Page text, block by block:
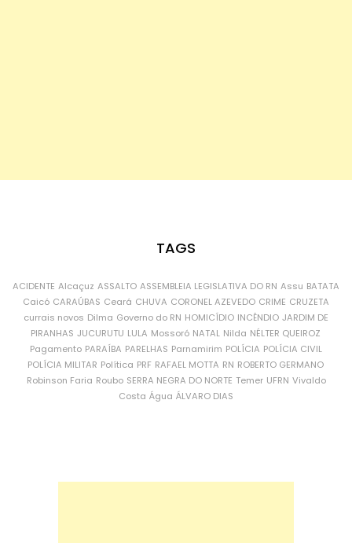
TAGS
ACIDENTE Alcaçuz ASSALTO ASSEMBLEIA LEGISLATIVA DO RN Assu BATATA
Caicó CARAÚBAS Ceará CHUVA CORONEL AZEVEDO CRIME CRUZETA
currais novos Dilma Governo do RN HOMICÍDIO INCÊNDIO JARDIM DE
PIRANHAS JUCURUTU LULA Mossoró NATAL Nilda NÉLTER QUEIROZ
Pagamento PARAÍBA PARELHAS Parnamirim POLÍCIA POLÍCIA CIVIL
POLÍCIA MILITAR Política PRF RAFAEL MOTTA RN ROBERTO GERMANO
Robinson Faria Roubo SERRA NEGRA DO NORTE Temer UFRN Vivaldo
Costa Água ÁLVARO DIAS